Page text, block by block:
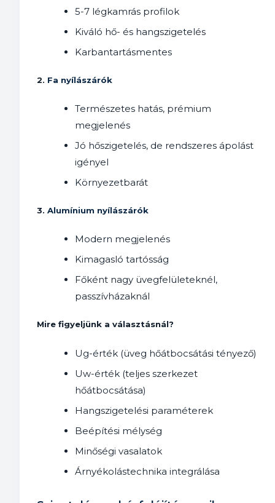
5-7 légkamrás profilok
Kiváló hő- és hangszigetelés
Karbantartásmentes
2. Fa nyílászárók
Természetes hatás, prémium
megjelenés
Jó hőszigetelés, de rendszeres ápolást
igényel
Környezetbarát
3. Alumínium nyílászárók
Modern megjelenés
Kimagasló tartósság
Főként nagy üvegfelületeknél,
passzívházaknál
Mire figyeljünk a választásnál?
Ug-érték (üveg hőátbocsátási tényező)
Uw-érték (teljes szerkezet
hőátbocsátása)
Hangszigetelési paraméterek
Beépítési mélység
Minőségi vasalatok
Árnyékolástechnika integrálása